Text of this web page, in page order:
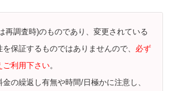
再調査時)のものであり、変更されている
保証するものではありませんので、 必ず
ご利用下さい。
の繰返し有無や時間/日極かに注意し、